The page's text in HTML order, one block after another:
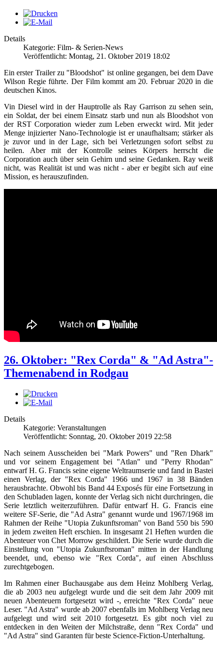
Details
Kategorie: Film- & Serien-News
Veröffentlicht: Montag, 21. Oktober 2019 18:02
Ein erster Trailer zu "Bloodshot" ist online gegangen, bei dem Dave
Wilson Regie führte. Der Film kommt am 20. Februar 2020 in die
deutschen Kinos.
Vin Diesel wird in der Hauptrolle als Ray Garrison zu sehen sein,
ein Soldat, der bei einem Einsatz starb und nun als Bloodshot von
der RST Corporation wieder zum Leben erweckt wird. Mit jeder
Menge injizierter Nano-Technologie ist er unaufhaltsam; stärker als
je zuvor und in der Lage, sich bei Verletzungen sofort selbst zu
heilen. Aber mit der Kontrolle seines Körpers herrscht die
Corporation auch über sein Gehirn und seine Gedanken. Ray weiß
nicht, was Realität ist und was nicht - aber er begibt sich auf eine
Mission, es herauszufinden.
26. Oktober: "Rex Corda" & "Ad Astra"-
Themenabend in Rodgau
Details
Kategorie: Veranstaltungen
Veröffentlicht: Sonntag, 20. Oktober 2019 22:58
Nach seinem Ausscheiden bei "Mark Powers" und "Ren Dhark"
und vor seinem Engagement bei "Atlan" und "Perry Rhodan"
entwarf H. G. Francis seine eigene Weltraumserie und fand in Bastei
einen Verlag, der "Rex Corda" 1966 und 1967 in 38 Bänden
herausbrachte. Obwohl bis Band 44 Exposés für eine Fortsetzung in
den Schubladen lagen, konnte der Verlag sich nicht durchringen, die
Serie letztlich weiterzuführen. Dafür entwarf H. G. Francis eine
weitere SF-Serie, die "Ad Astra" genannt wurde und 1967/1968 im
Rahmen der Reihe "Utopia Zukunftsroman" von Band 550 bis 590
in jedem zweiten Heft erschien. In insgesamt 21 Heften wurden die
Abenteuer von Chet Morrow geschildert. Die Serie wurde durch die
Einstellung von "Utopia Zukunftsroman" mitten in der Handlung
beendet, und, ebenso wie "Rex Corda", auf einen Abschluss
zurechtgebogen.
Im Rahmen einer Buchausgabe aus dem Heinz Mohlberg Verlag,
die ab 2003 neu aufgelegt wurde und die seit dem Jahr 2009 mit
neuen Abenteuern fortgesetzt wird -, erreichte "Rex Corda" neue
Leser. "Ad Astra" wurde ab 2007 ebenfalls im Mohlberg Verlag neu
aufgelegt und wird seit 2010 fortgesetzt. Es gibt noch viel zu
entdecken in den Weiten der Milchstraße, denn "Rex Corda" und
"Ad Astra" sind Garanten für beste Science-Fiction-Unterhaltung.